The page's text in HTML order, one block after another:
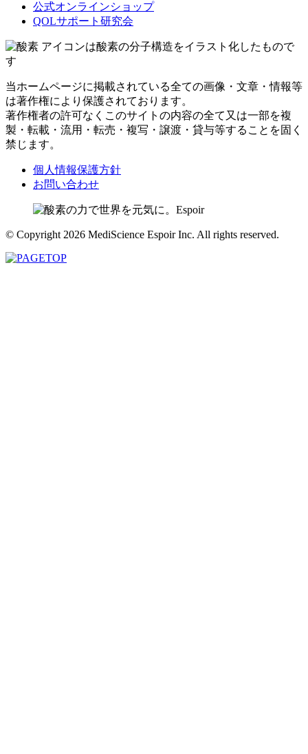
公式オンラインショップ
QOLサポート研究会
アイコンは酸素の分子構造をイラスト化したもので
す
当ホームページに掲載されている全ての画像・文章・情報等
は著作権により保護されております。
著作権者の許可なくこのサイトの内容の全て又は一部を複
製・転載・流用・転売・複写・譲渡・貸与等することを固く
禁じます。
個人情報保護方針
お問い合わせ
© Copyright 2026 MediScience Espoir Inc. All rights reserved.